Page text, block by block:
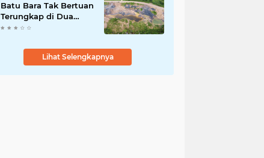
Batu Bara Tak Bertuan
Terungkap di Dua
Kecamatan
Lihat Selengkapnya